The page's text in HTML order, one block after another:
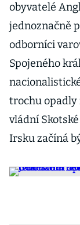
obyvatelé
jednoznačně
odborníci
Spojeného
trochu
vládní
Irsku začíná